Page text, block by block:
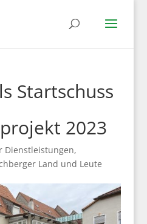
Startschuss
2023
Dienstleistungen,
Land und Leute